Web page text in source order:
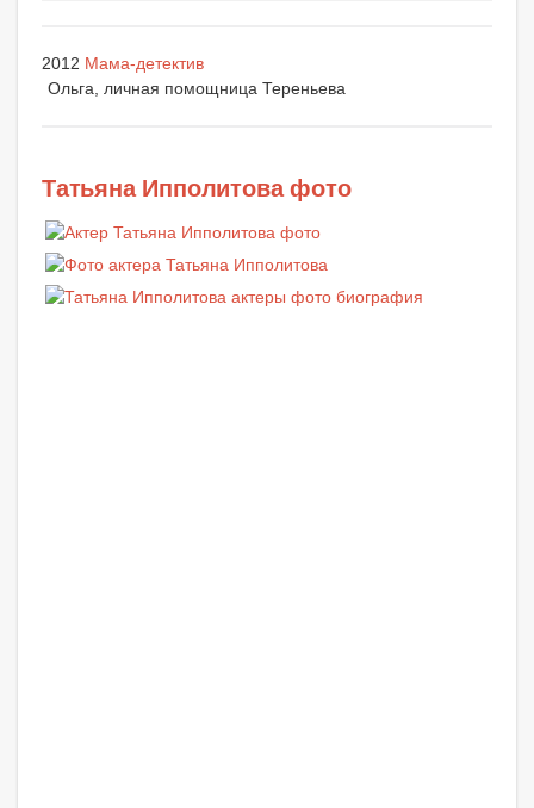
2012 Мама-детектив
Ольга, личная помощница Тереньева
Татьяна Ипполитова фото